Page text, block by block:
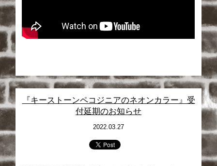
『キーストーンペコジニアのネオンカラー』受
付延期のお知らせ
2022.03.27